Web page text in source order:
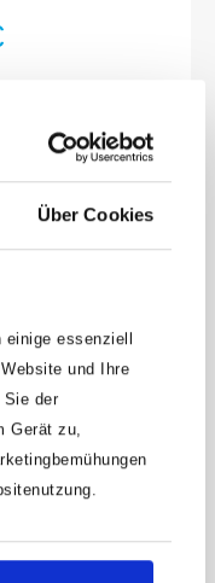
Über Cookies
einige essenziell
und Ihre
Sie der
Gerät zu,
435
(kg):
zu